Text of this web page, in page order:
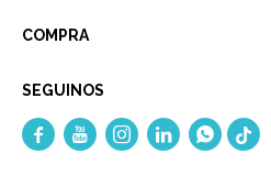
COMPRA
SEGUINOS
    